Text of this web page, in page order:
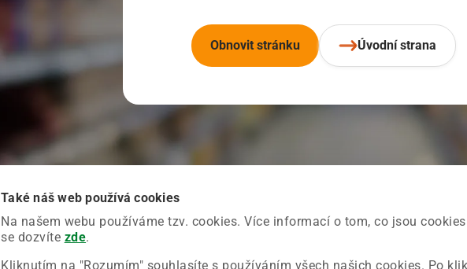
Také náš web používá cookies
Na našem webu používáme tzv. cookies. Více informací o tom, co jsou
se dozvíte zde.
Kliknutím na "Rozumím" souhlasíte s používáním všech našich cookies. Po
Obnovit stránku Úvodní strana